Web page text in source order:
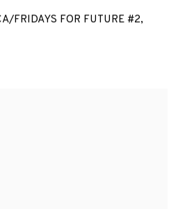
FRIDAYS FOR FUTURE #2,